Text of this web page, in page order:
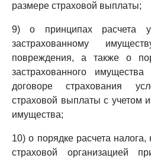
размере страховой выплаты;
9) о принципах расчета
застрахованному
повреждения, а также о
застрахованного
договоре страхования
страховой выплаты с учетом
имущества;
10) о порядке расчета
страховой организацией